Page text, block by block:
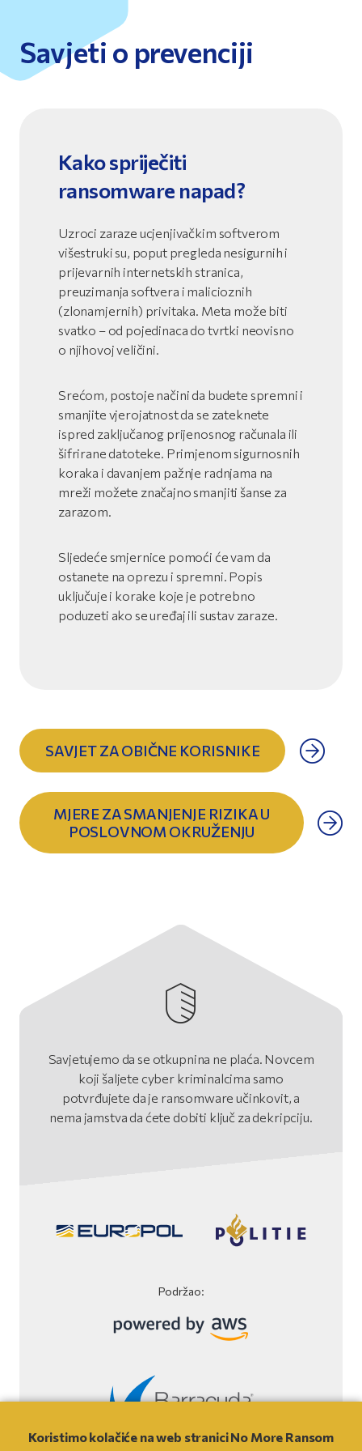
Savjeti o prevenciji
Kako spriječiti
ransomware napad?
Uzroci zaraze ucjenjivačkim softverom
višestruki su, poput pregleda nesigurnih i
prijevarnih internetskih stranica,
preuzimanja softvera i malicioznih
(zlonamjernih) privitaka. Meta može biti
svatko – od pojedinaca do tvrtki neovisno
o njihovoj veličini.
Srećom, postoje načini da budete spremni i
smanjite vjerojatnost da se zateknete
ispred zaključanog prijenosnog računala ili
šifrirane datoteke. Primjenom sigurnosnih
koraka i davanjem pažnje radnjama na
mreži možete značajno smanjiti šanse za
zarazom.
Sljedeće smjernice pomoći će vam da
ostanete na oprezu i spremni. Popis
uključuje i korake koje je potrebno
poduzeti ako se uređaj ili sustav zaraze.
SAVJET ZA OBIČNE KORISNIKE
MJERE ZA SMANJENJE RIZIKA U
POSLOVNOM OKRUŽENJU
Savjetujemo da se otkupnina ne plaća. Novcem
koji šaljete cyber kriminalcima samo
potvrđujete da je ransomware učinkovit, a
nema jamstva da ćete dobiti ključ za dekripciju.
Podržao:
Koristimo kolačiće na web stranici No More Ransom